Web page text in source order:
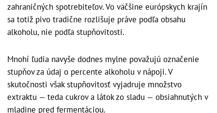
zahraničných spotrebiteľov. Vo väčšine európskych krajín
sa totiž pivo tradične rozlišuje práve podľa obsahu
alkoholu, nie podľa stupňovitosti.
Mnohí ľudia navyše dodnes mylne považujú označenie
stupňov za údaj o percente alkoholu v nápoji. V
skutočnosti však stupňovitosť vyjadruje množstvo
extraktu — teda cukrov a látok zo sladu — obsiahnutých v
mladine pred fermentáciou.